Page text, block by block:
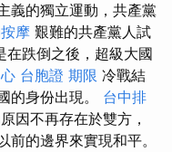
義的獨立運動，共產黨
摩 艱難的共產黨人試
在跌倒之後，超級大國
台胞證 期限 冷戰結
的身份出現。 台中排
因不再存在於雙方，
的邊界來實現和平。